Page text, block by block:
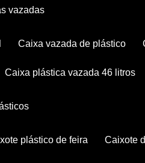
vazadas
caixa vazada de plástico
caixa plástica vazada 46 litros
plástico de feira caixote